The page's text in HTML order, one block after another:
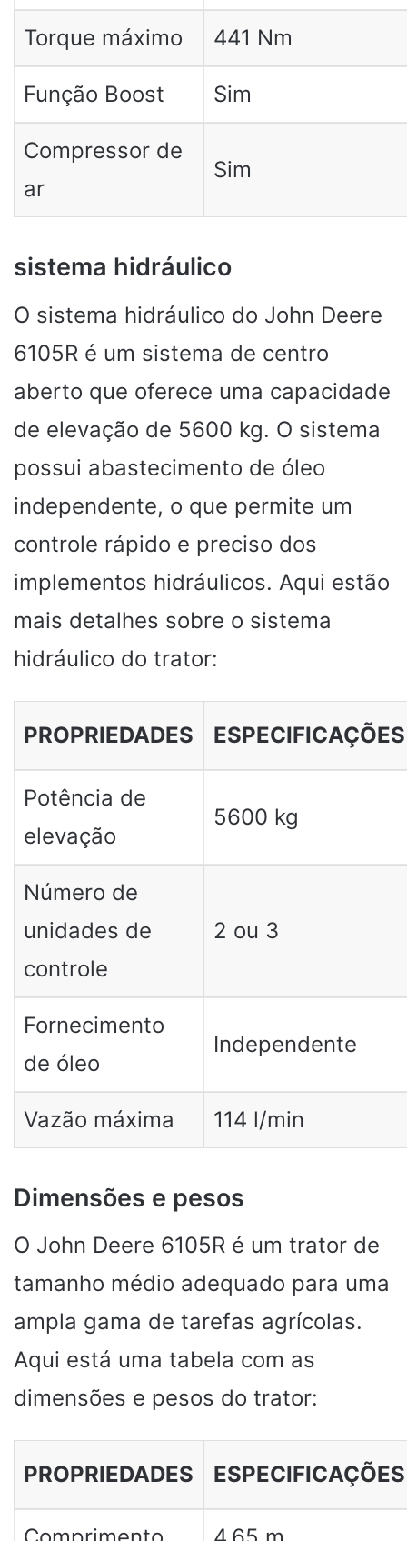
Torque máximo 441 Nm
Função Boost Sim
Compressor de
ar
Sim
sistema hidráulico
O sistema hidráulico do John Deere
6105R é um sistema de centro
aberto que oferece uma capacidade
de elevação de 5600 kg. O sistema
possui abastecimento de óleo
independente, o que permite um
controle rápido e preciso dos
implementos hidráulicos. Aqui estão
mais detalhes sobre o sistema
hidráulico do trator:
PROPRIEDADES ESPECIFICAÇÕES
Potência de
elevação
5600 kg
Número de
unidades de
controle
2 ou 3
Fornecimento
de óleo
Independente
Vazão máxima 114 l/min
Dimensões e pesos
O John Deere 6105R é um trator de
tamanho médio adequado para uma
ampla gama de tarefas agrícolas.
Aqui está uma tabela com as
dimensões e pesos do trator:
PROPRIEDADES ESPECIFICAÇÕES